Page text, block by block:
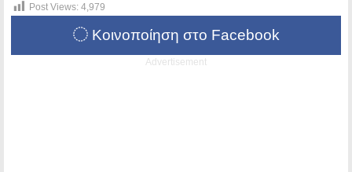
Post Views: 4,979
Κοινοποίηση στο Facebook
Advertisement